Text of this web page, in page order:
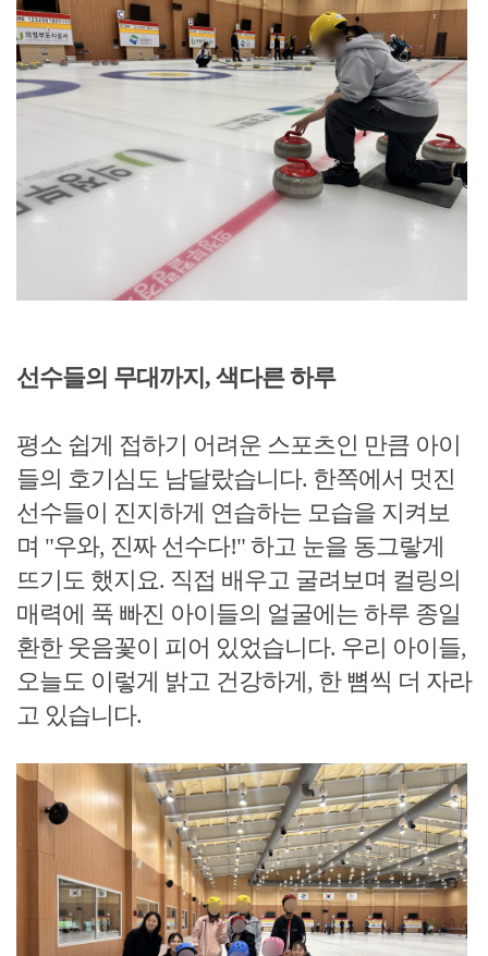
선수들의 무대까지, 색다른 하루
평소 쉽게 접하기 어려운 스포츠인 만큼 아이
들의 호기심도 남달랐습니다. 한쪽에서 멋진
선수들이 진지하게 연습하는 모습을 지켜보
며 "우와, 진짜 선수다!" 하고 눈을 동그랗게
뜨기도 했지요. 직접 배우고 굴려보며 컬링의
매력에 푹 빠진 아이들의 얼굴에는 하루 종일
환한 웃음꽃이 피어 있었습니다. 우리 아이들,
오늘도 이렇게 밝고 건강하게, 한 뼘씩 더 자라
고 있습니다.